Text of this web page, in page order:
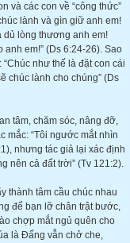
và các con về “công thức”
lành và gìn giữ anh em!
dủ lòng thương anh em!
em!” (Ds 6:24-26). Sao
như thế là đặt con cái
chúc lành cho chúng” (Ds
tâm, chăm sóc, nâng đỡ,
mắc: “Tôi ngước mắt nhìn
nhưng tác giả lại xác định
nên cả đất trời” (Tv 121:2).
thành tâm cầu chúc nhau
để bạn lỡ chân trật bước,
chợp mắt ngủ quên cho
là Đấng vẫn chở che,